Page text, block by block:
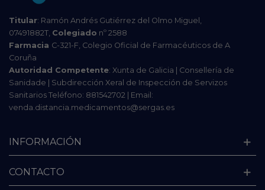
Titular: Ramón Andrés Gutiérrez del Olmo Miguel,
07491882T, Colegiado nº 2588
Farmacia C-321-F, Colegio Oficial de Farmacéuticos de A
Coruña
Autoridad Competente: Xunta de Galicia | Consellería de
Sanidade | Subdirección Xeral de Inspección de Servizos
Sanitarios Teléfono: 881542702 | Email:
venda.distancia.medicamentos@sergas.es
INFORMACIÓN
CONTACTO